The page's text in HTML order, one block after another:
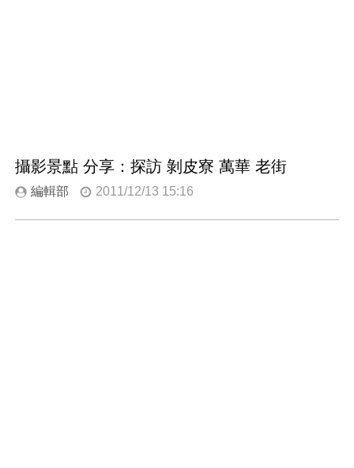
攝影景點 分享：探訪 剝皮寮 萬華 老街
編輯部 2011/12/13 15:16